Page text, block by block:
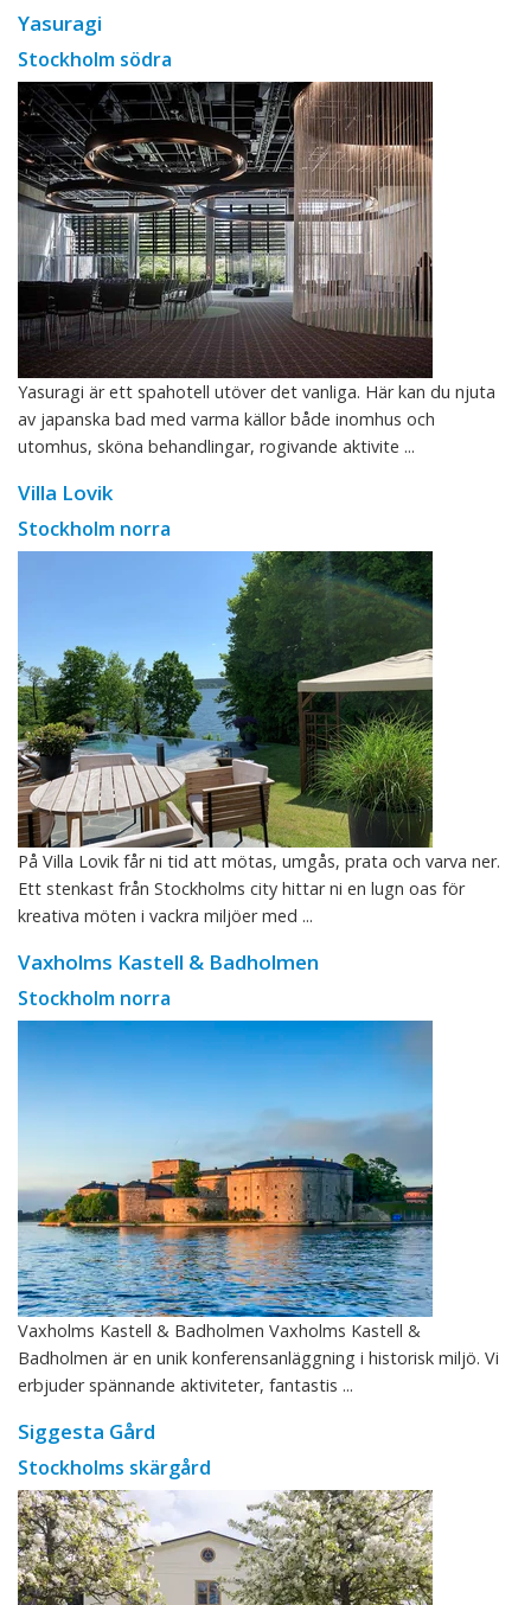
Yasuragi
Stockholm södra
Yasuragi är ett spahotell utöver det vanliga. Här kan du njuta
av japanska bad med varma källor både inomhus och
utomhus, sköna behandlingar, rogivande aktivite ...
Villa Lovik
Stockholm norra
På Villa Lovik får ni tid att mötas, umgås, prata och varva ner.
Ett stenkast från Stockholms city hittar ni en lugn oas för
kreativa möten i vackra miljöer med ...
Vaxholms Kastell & Badholmen
Stockholm norra
Vaxholms Kastell & Badholmen Vaxholms Kastell &
Badholmen är en unik konferensanläggning i historisk miljö. Vi
erbjuder spännande aktiviteter, fantastis ...
Siggesta Gård
Stockholms skärgård